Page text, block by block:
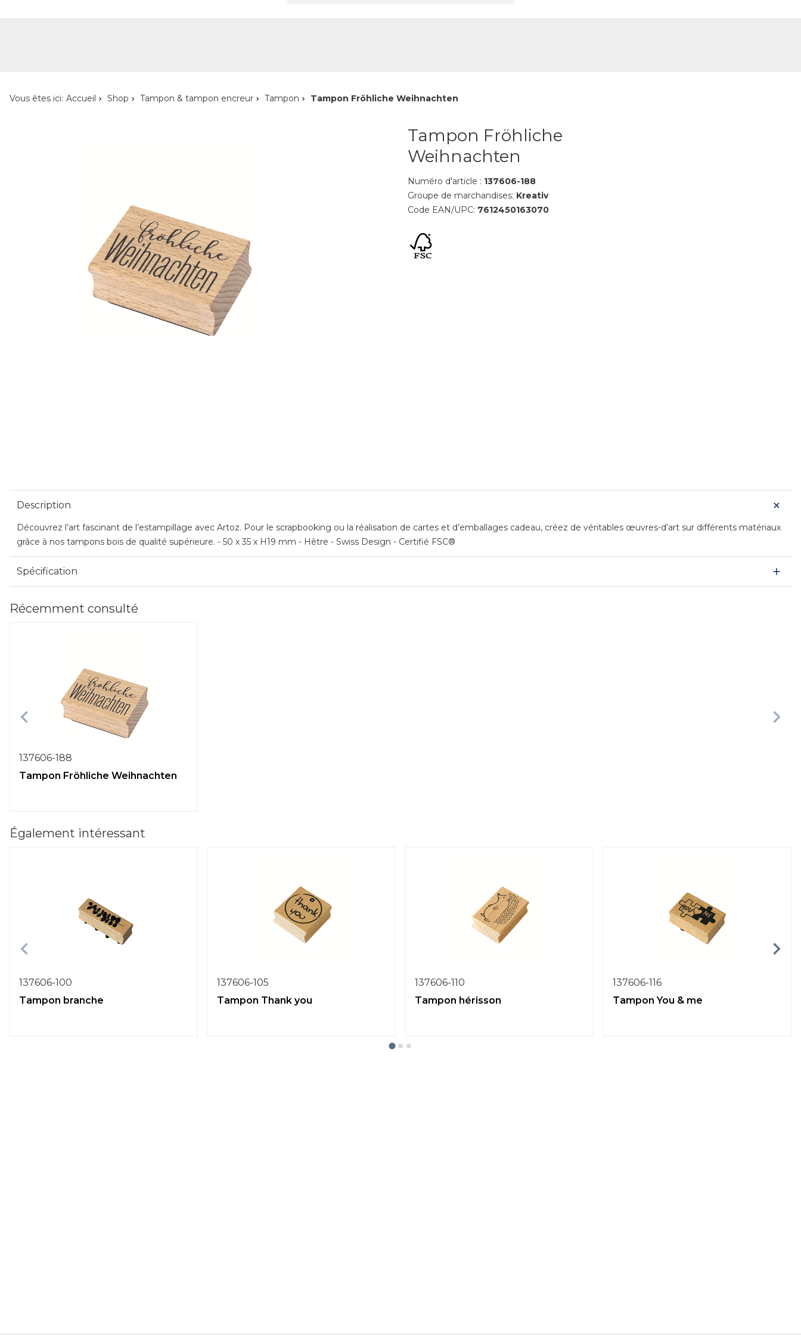
Vous êtes ici: Accueil Shop Tampon & tampon encreur Tampon Tampon Fröhliche Weihnachten
Tampon Fröhliche
Weihnachten
Numéro d'article : 137606-188
Groupe de marchandises: Kreativ
Code EAN/UPC: 7612450163070
Description
Découvrez l’art fascinant de l’estampillage avec Artoz. Pour le scrapbooking ou la réalisation de cartes et d’emballages cadeau, créez de véritables œuvres-d’art sur différents matériaux
grâce à nos tampons bois de qualité supérieure. - 50 x 35 x H19 mm - Hêtre - Swiss Design - Certifié FSC®
Spécification
Récemment consulté
137606-188
Tampon Fröhliche Weihnachten
Également intéressant
137606-100
Tampon branche
137606-105
Tampon Thank you
137606-110
Tampon hérisson
137606-116
Tampon You & me